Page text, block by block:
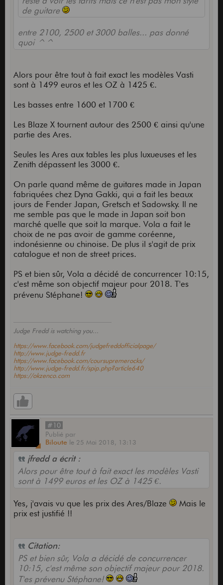
de guitare
entre 2100, 2500 et 3000 balles... pas donné
quoi ^^
Alors pour être tout à fait exact les modèles Vasti
sont à 1499 euros et les OZ à 1425 €.
Les basses entre 1600 et 1700 €
Les Blaze X tournent autour des 2500 € ainsi qu'une
partie des Ares.
Seules les Ares aux tables les plus luxueuses et les
Zenith dépassent les 3000 €.
On parle quand même de guitares made in Japan
fabriquées chez Dyna Gakki, qui a fait les beaux
jours de Fender Japan, Gretsch et Sadowsky. Il ne
me semble pas que le made in Japan soit bon
marché quelle que soit la marque. Vola a fait le
choix de ne pas avoir de gamme coréenne,
indonésienne ou chinoise. De plus il s'agit de prix
catalogue et non de street prices.
PS et bien sûr, Vola a décidé de concurrencer 10:15,
c'est même son objectif majeur pour 2018. T'es
prévenu Stéphane!
Judge Fredd is watching you...
https://www.facebook.com/judgefreddofficialpage/
http://www.judge-fredd.fr
https://www.facebook.com/coursupremerocks/
http://www.judge-fredd.fr/spip.php?article640
https://okzenco.com
#10
Publié par
Biloute le 25 Mai 2018, 13:13
jfredd a écrit :
Alors pour être tout à fait exact les modèles Vasti
sont à 1499 euros et les OZ à 1425 €.
Yes, j'avais vu que les prix des Ares/Blaze
Mais le
prix est justifié !!
Citation:
PS et bien sûr, Vola a décidé de concurrencer
10:15, c'est même son objectif majeur pour 2018.
T'es prévenu Stéphane!